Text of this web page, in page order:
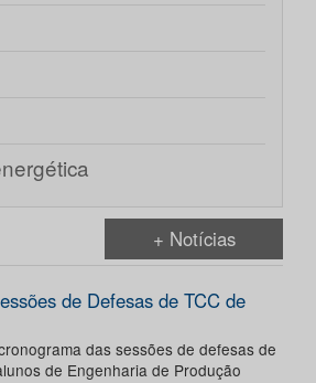
+ Notícias
de Defesas de TCC de
das sessões de defesas de
de Engenharia de Produção